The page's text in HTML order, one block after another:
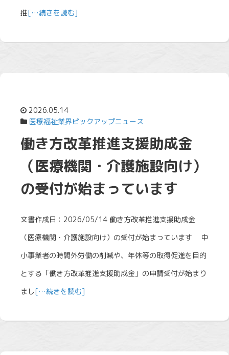
推[…続きを読む]
2026.05.14
医療福祉業界ピックアップニュース
働き方改革推進支援助成金
（医療機関・介護施設向け）
の受付が始まっています
文書作成日：2026/05/14 働き方改革推進支援助成金
（医療機関・介護施設向け）の受付が始まっています 中
小事業者の時間外労働の削減や、年休等の取得促進を目的
とする「働き方改革推進支援助成金」の申請受付が始まり
まし[…続きを読む]